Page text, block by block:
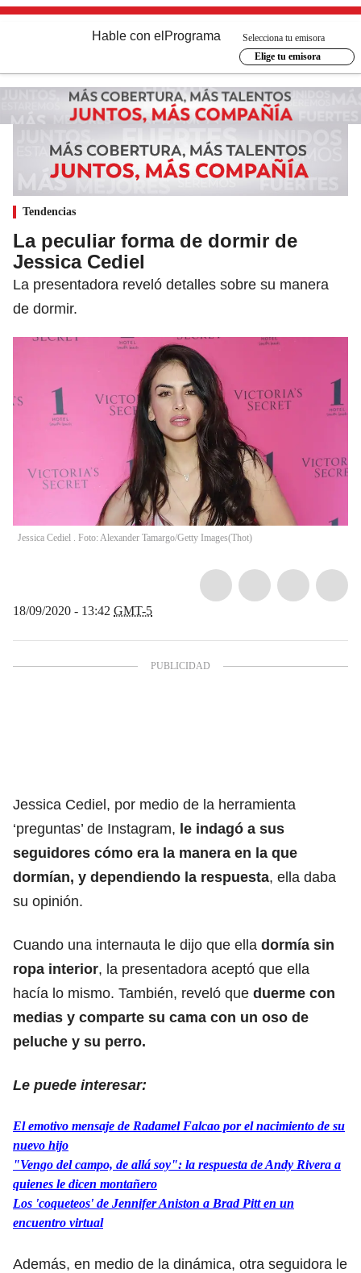
Hable con el Programa
Selecciona tu emisora
Elige tu emisora
Tendencias
La peculiar forma de dormir de
Jessica Cediel
La presentadora reveló detalles sobre su manera
de dormir.
Jessica Cediel . Foto: Alexander Tamargo/Getty Images(Thot)
18/09/2020 - 13:42 GMT-5
Jessica Cediel, por medio de la herramienta
‘preguntas’ de Instagram, le indagó a sus
seguidores cómo era la manera en la que
dormían, y dependiendo la respuesta, ella daba
su opinión.
Cuando una internauta le dijo que ella dormía sin
ropa interior, la presentadora aceptó que ella
hacía lo mismo. También, reveló que duerme con
medias y comparte su cama con un oso de
peluche y su perro.
Le puede interesar:
El emotivo mensaje de Radamel Falcao por el nacimiento de su
nuevo hijo
"Vengo del campo, de allá soy": la respuesta de Andy Rivera a
quienes le dicen montañero
Los 'coqueteos' de Jennifer Aniston a Brad Pitt en un
encuentro virtual
Además, en medio de la dinámica, otra seguidora le